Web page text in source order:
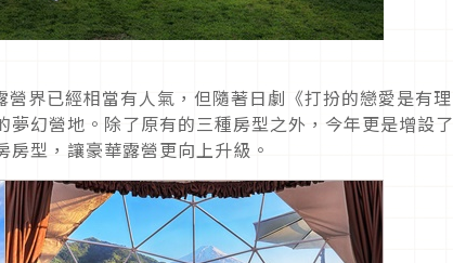
界已經相當有人氣，但隨著日劇《打扮的戀愛是有理
幻營地。除了原有的三種房型之外，今年更是增設了
型，讓豪華露營更向上升級。